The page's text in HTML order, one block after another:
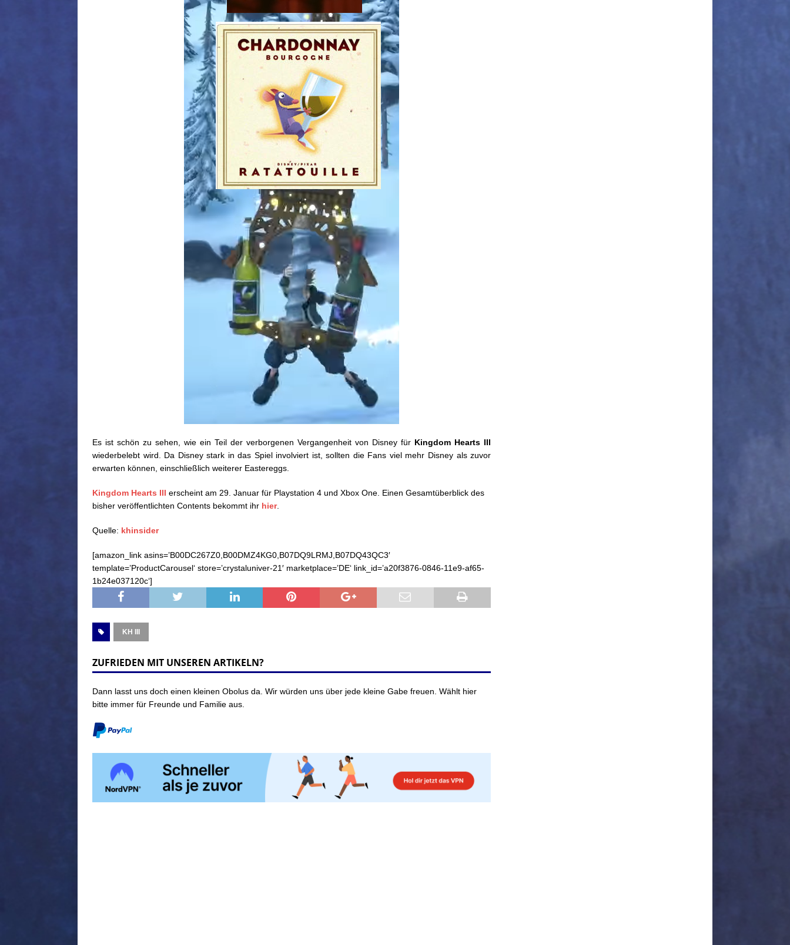
Es ist schön zu sehen, wie ein Teil der verborgenen Vergangenheit von Disney für Kingdom Hearts III
wiederbelebt wird. Da Disney stark in das Spiel involviert ist, sollten die Fans viel mehr Disney als zuvor
erwarten können, einschließlich weiterer Eastereggs.
Kingdom Hearts III erscheint am 29. Januar für Playstation 4 und Xbox One. Einen Gesamtüberblick des
bisher veröffentlichten Contents bekommt ihr hier.
Quelle: khinsider
[amazon_link asins=’B00DC267Z0,B00DMZ4KG0,B07DQ9LRMJ,B07DQ43QC3′
template=’ProductCarousel‘ store=’crystaluniver-21′ marketplace=’DE‘ link_id=’a20f3876-0846-11e9-af65-
1b24e037120c‘]
KH III
ZUFRIEDEN MIT UNSEREN ARTIKELN?
Dann lasst uns doch einen kleinen Obolus da. Wir würden uns über jede kleine Gabe freuen. Wählt hier
bitte immer für Freunde und Familie aus.